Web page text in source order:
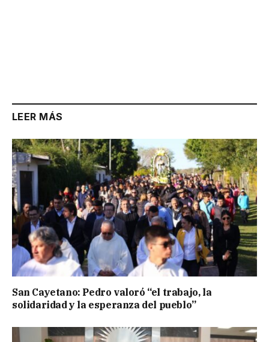
LEER MÁS
San Cayetano: Pedro valoró “el trabajo, la
solidaridad y la esperanza del pueblo”